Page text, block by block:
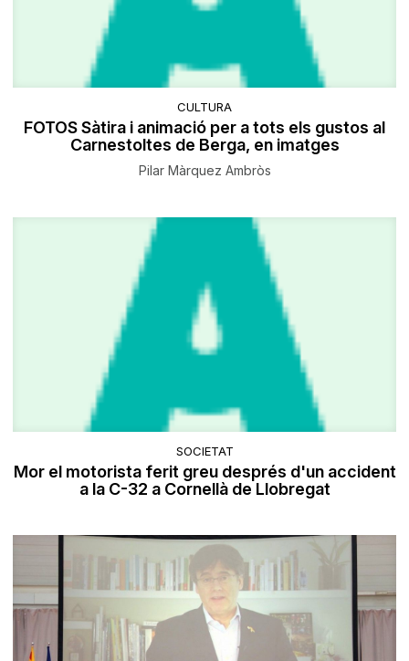
CULTURA
FOTOS Sàtira i animació per a tots els gustos al
Carnestoltes de Berga, en imatges
Pilar Màrquez Ambròs
SOCIETAT
Mor el motorista ferit greu després d'un accident
a la C-32 a Cornellà de Llobregat